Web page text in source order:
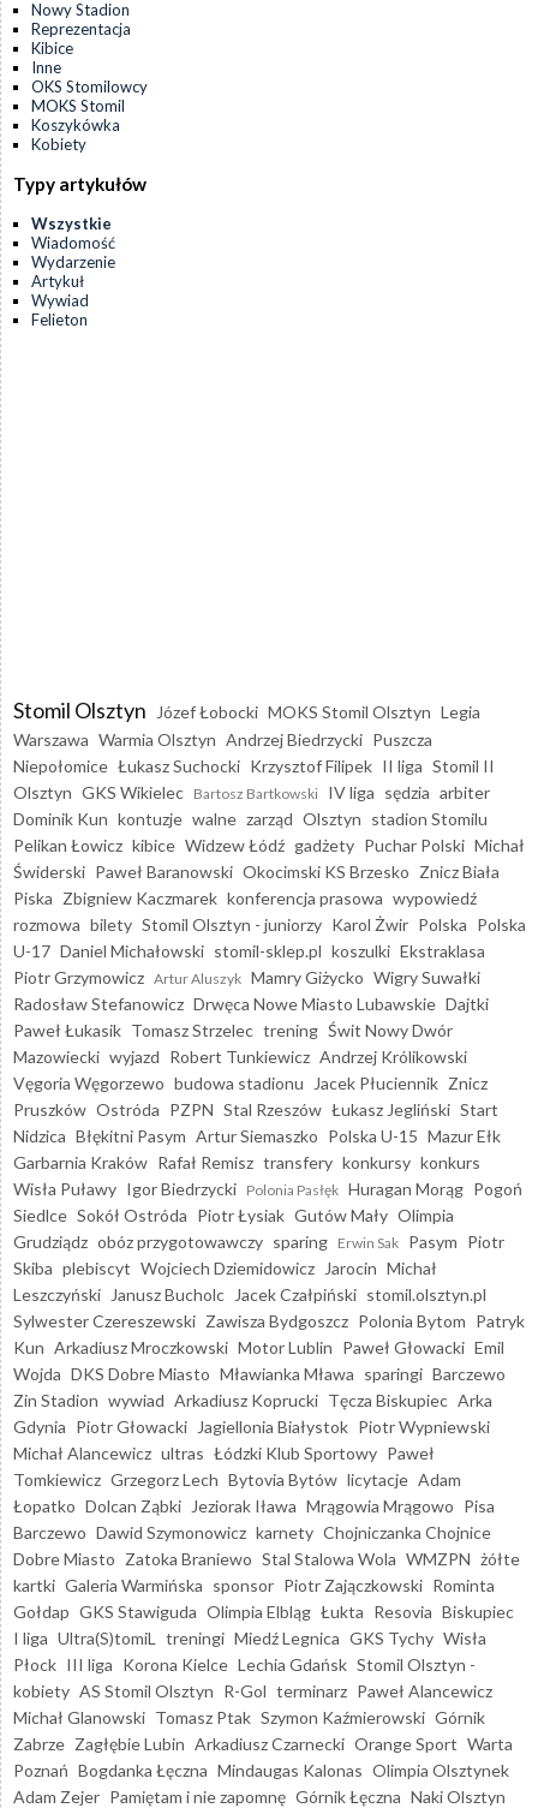
Nowy Stadion
Reprezentacja
Kibice
Inne
OKS Stomilowcy
MOKS Stomil
Koszykówka
Kobiety
Typy artykułów
Wszystkie
Wiadomość
Wydarzenie
Artykuł
Wywiad
Felieton
Stomil Olsztyn Józef Łobocki MOKS Stomil Olsztyn Legia
Warszawa Warmia Olsztyn Andrzej Biedrzycki Puszcza
Niepołomice Łukasz Suchocki Krzysztof Filipek II liga Stomil II
Olsztyn GKS Wikielec Bartosz Bartkowski IV liga sędzia arbiter
Dominik Kun kontuzje walne zarząd Olsztyn stadion Stomilu
Pelikan Łowicz kibice Widzew Łódź gadżety Puchar Polski Michał
Świderski Paweł Baranowski Okocimski KS Brzesko Znicz Biała
Piska Zbigniew Kaczmarek konferencja prasowa wypowiedź
rozmowa bilety Stomil Olsztyn - juniorzy Karol Żwir Polska Polska
U-17 Daniel Michałowski stomil-sklep.pl koszulki Ekstraklasa
Piotr Grzymowicz Artur Aluszyk Mamry Giżycko Wigry Suwałki
Radosław Stefanowicz Drwęca Nowe Miasto Lubawskie Dajtki
Paweł Łukasik Tomasz Strzelec trening Świt Nowy Dwór
Mazowiecki wyjazd Robert Tunkiewicz Andrzej Królikowski
Vęgoria Węgorzewo budowa stadionu Jacek Płuciennik Znicz
Pruszków Ostróda PZPN Stal Rzeszów Łukasz Jegliński Start
Nidzica Błękitni Pasym Artur Siemaszko Polska U-15 Mazur Ełk
Garbarnia Kraków Rafał Remisz transfery konkursy konkurs
Wisła Puławy Igor Biedrzycki Polonia Pasłęk Huragan Morąg Pogoń
Siedlce Sokół Ostróda Piotr Łysiak Gutów Mały Olimpia
Grudziądz obóz przygotowawczy sparing Erwin Sak Pasym Piotr
Skiba plebiscyt Wojciech Dziemidowicz Jarocin Michał
Leszczyński
Janusz Bucholc Jacek Czałpiński stomil.olsztyn.pl
Sylwester Czereszewski Zawisza Bydgoszcz Polonia Bytom Patryk
Kun Arkadiusz Mroczkowski Motor Lublin Paweł Głowacki Emil
Wojda DKS Dobre Miasto Mławianka Mława sparingi Barczewo
Zin Stadion wywiad Arkadiusz Koprucki Tęcza Biskupiec Arka
Gdynia Piotr Głowacki Jagiellonia Białystok Piotr Wypniewski
Michał Alancewicz ultras Łódzki Klub Sportowy Paweł
Tomkiewicz Grzegorz Lech Bytovia Bytów licytacje Adam
Łopatko Dolcan Ząbki Jeziorak Iława Mrągowia Mrągowo Pisa
Barczewo Dawid Szymonowicz karnety Chojniczanka Chojnice
Dobre Miasto Zatoka Braniewo Stal Stalowa Wola WMZPN żółte
kartki Galeria Warmińska sponsor Piotr Zajączkowski Rominta
Gołdap GKS Stawiguda Olimpia Elbląg Łukta Resovia Biskupiec
I liga Ultra(S)tomiL treningi Miedź Legnica GKS Tychy Wisła
Płock III liga Korona Kielce Lechia Gdańsk Stomil Olsztyn -
kobiety AS Stomil Olsztyn R-Gol terminarz Paweł Alancewicz
Michał Glanowski Tomasz Ptak Szymon Kaźmierowski Górnik
Zabrze Zagłębie Lubin Arkadiusz Czarnecki Orange Sport Warta
Poznań Bogdanka Łęczna Mindaugas Kalonas Olimpia Olsztynek
Adam Zejer Pamiętam i nie zapomnę Górnik Łęczna Naki Olsztyn